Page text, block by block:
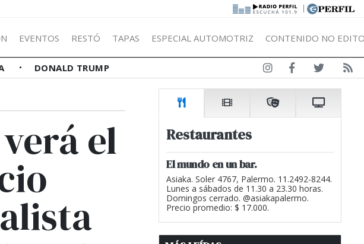
|
EVENTOS RESTÓ TAPAS ESPECIAL AUTOMOTRIZ CONTENIDO NO
DONALD TRUMP
el Restaurantes
El mundo en un bar.
Asiaka. Soler 4767, Palermo. 11.2492-8244.
Lunes a sábados de 11.30 a 23.30 horas.
Domingos cerrado. @asiakapalermo.
Precio promedio: $ 17.000.